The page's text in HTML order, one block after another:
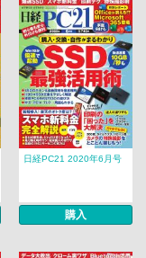
日経PC21 2020年6月号
購入